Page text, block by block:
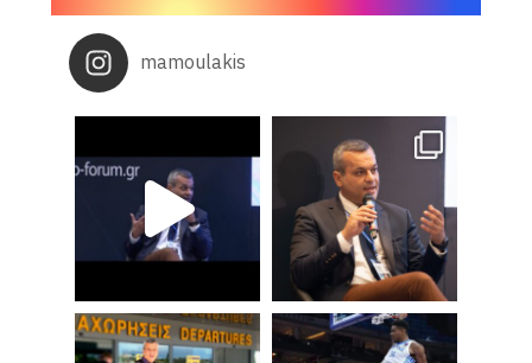
mamoulakis